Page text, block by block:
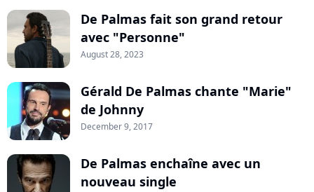
De Palmas fait son grand retour
avec "Personne"
August 28, 2023
Gérald De Palmas chante "Marie"
de Johnny
December 9, 2017
De Palmas enchaîne avec un
nouveau single